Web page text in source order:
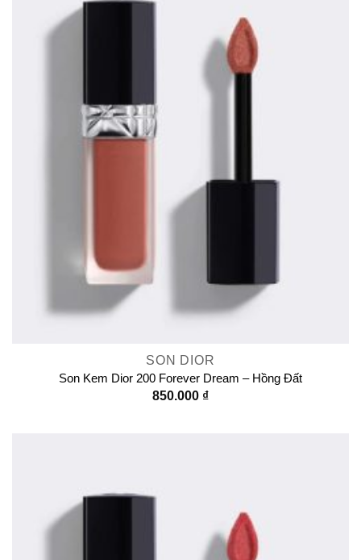
SON DIOR
Son Kem Dior 200 Forever Dream – Hồng Đất
850.000 ₫